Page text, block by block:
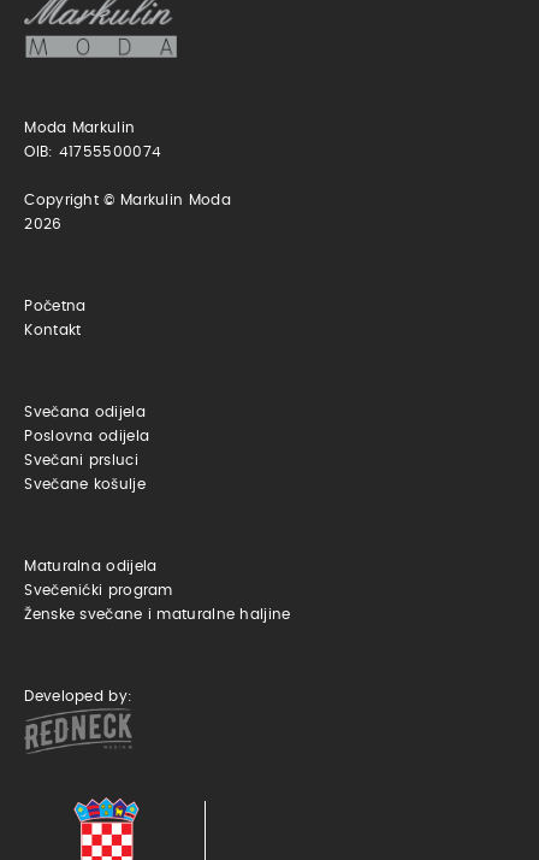
Moda Markulin
OIB: 41755500074
Copyright © Markulin Moda
2026
Početna
Kontakt
Svečana odijela
Poslovna odijela
Svečani prsluci
Svečane košulje
Maturalna odijela
Svečenićki program
Ženske svečane i maturalne haljine
Developed by: